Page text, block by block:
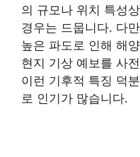
의 규모나 위치 특성
경우는 드뭅니다. 다
높은 파도로 인해 해
현지 기상 예보를 사
이런 기후적 특징 덕
로 인기가 많습니다.